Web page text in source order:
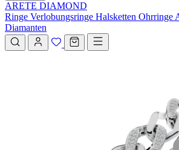
ARETE DIAMOND
Ringe Verlobungsringe Halsketten Ohrringe
Diamanten